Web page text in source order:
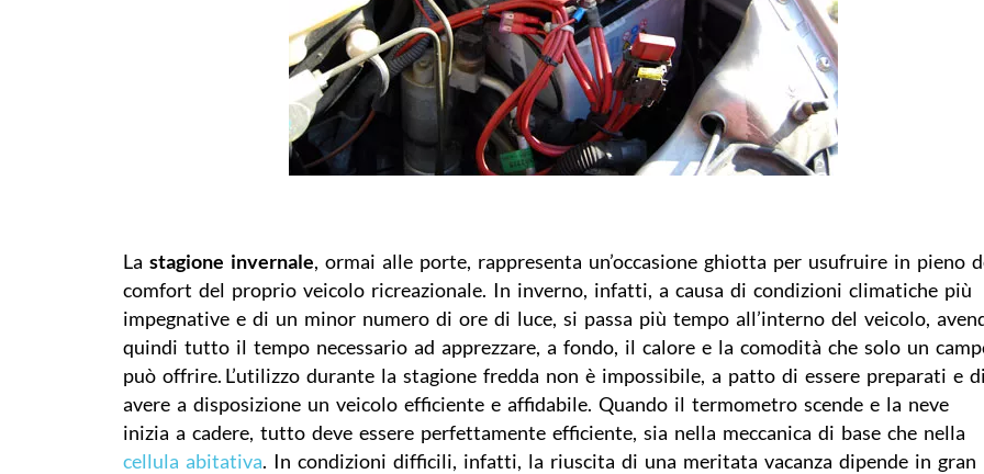
La stagione invernale, ormai alle porte, rappresenta un’occasione ghiotta per usufruire in pieno
comfort del proprio veicolo ricreazionale. In inverno, infatti, a causa di condizioni climatiche più
impegnative e di un minor numero di ore di luce, si passa più tempo all’interno del veicolo,
quindi tutto il tempo necessario ad apprezzare, a fondo, il calore e la comodità che solo un
può offrire. L’utilizzo durante la stagione fredda non è impossibile, a patto di essere preparati e di
avere a disposizione un veicolo efficiente e affidabile. Quando il termometro scende e la neve
inizia a cadere, tutto deve essere perfettamente efficiente, sia nella meccanica di base che nella
cellula abitativa. In condizioni difficili, infatti, la riuscita di una meritata vacanza dipende in gran